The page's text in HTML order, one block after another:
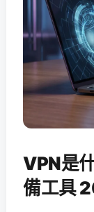
VPN是
備工具